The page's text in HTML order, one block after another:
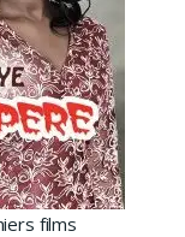
films